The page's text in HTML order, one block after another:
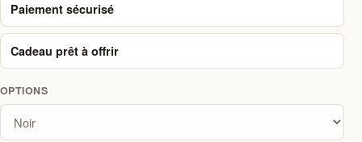
Paiement sécurisé
Cadeau prêt à offrir
OPTIONS